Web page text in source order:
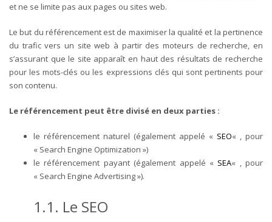
et ne se limite pas aux pages ou sites web.
Le but du référencement est de maximiser la qualité et la pertinence
du trafic vers un site web à partir des moteurs de recherche, en
s’assurant que le site apparaît en haut des résultats de recherche
pour les mots-clés ou les expressions clés qui sont pertinents pour
son contenu.
Le référencement peut être divisé en deux parties :
le référencement naturel (également appelé « SEO« , pour
« Search Engine Optimization »)
le référencement payant (également appelé « SEA« , pour
« Search Engine Advertising »).
1.1. Le SEO